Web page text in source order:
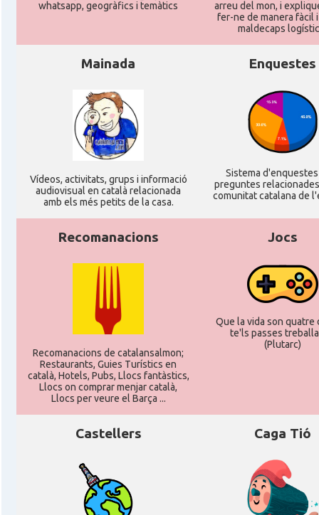
whatsapp, geogràfics i temàtics
arreu del mon, i
fer-ne de manera fàcil
maldecaps
Mainada
Ví­deos, activitats, grups i informació
audiovisual en català relacionada
amb els més petits de la casa.
Enquestes
Sistema
preguntes
comunitat catalana de
Recomanacions
Recomanacions de catalansalmon;
Restaurants, Guies Turístics en
català, Hotels, Pubs, Llocs fantàstics,
Llocs on comprar menjar català,
Llocs per veure el Barça ...
Jocs
Que la vida son quatre
te'ls passes
(Plutarc)
Castellers Caga Tió